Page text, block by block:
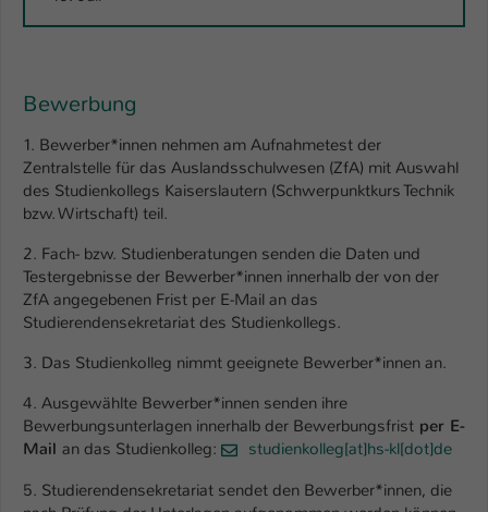
Bewerbung
1. Bewerber*innen nehmen am Aufnahmetest der
Zentralstelle für das Auslandsschulwesen (ZfA) mit Auswahl
des Studienkollegs Kaiserslautern (Schwerpunktkurs Technik
bzw. Wirtschaft) teil.
2. Fach- bzw. Studienberatungen senden die Daten und
Testergebnisse der Bewerber*innen innerhalb der von der
ZfA angegebenen Frist per E-Mail an das
Studierendensekretariat des Studienkollegs.
3. Das Studienkolleg nimmt geeignete Bewerber*innen an.
4. Ausgewählte Bewerber*innen senden ihre
Bewerbungsunterlagen innerhalb der Bewerbungsfrist per E-
Mail an das Studienkolleg:
studienkolleg[at]hs-kl[dot]de
5. Studierendensekretariat sendet den Bewerber*innen, die
Zweck
Dieser Cookie teilt der Webseite mit, ob
ein Besucher im Typo3-Backend
zu verwalten.